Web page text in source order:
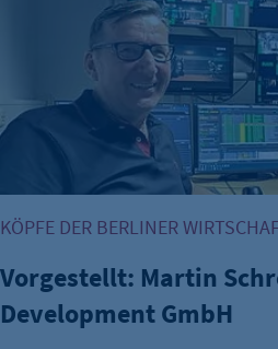
KÖPFE DER BERLINER
Vorgestellt: Martin
Development GmbH